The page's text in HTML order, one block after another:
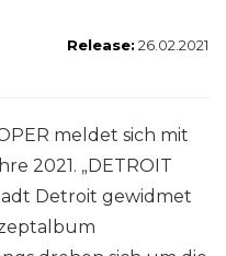
Release: 26.02.2021
meldet sich mit
2021. „DETROIT
Detroit gewidmet